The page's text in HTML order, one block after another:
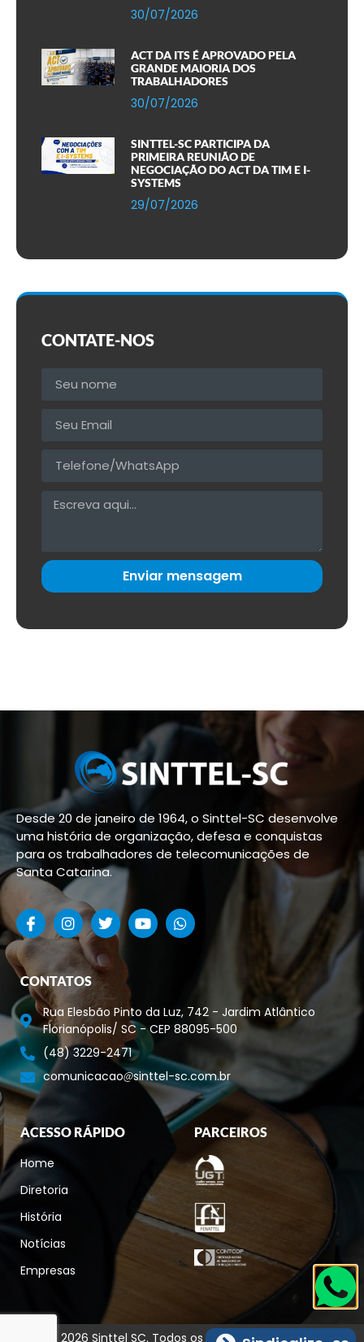
30/07/2026
ACT DA ITS É APROVADO PELA
GRANDE MAIORIA DOS
TRABALHADORES
30/07/2026
SINTTEL-SC PARTICIPA DA
PRIMEIRA REUNIÃO DE
NEGOCIAÇÃO DO ACT DA TIM E I-
SYSTEMS
29/07/2026
CONTATE-NOS
Enviar mensagem
Desde 20 de janeiro de 1964, o Sinttel-SC desenvolve
uma história de organização, defesa e conquistas
para os trabalhadores de telecomunicações de
Santa Catarina.
CONTATOS
Rua Elesbão Pinto da Luz, 742 - Jardim Atlântico
Florianópolis/ SC - CEP 88095-500
(48) 3229-2471
comunicacao
sinttel-sc.com.br
ACESSO RÁPIDO
Home
Diretoria
História
Notícias
Empresas
PARCEIROS
© 2026 Sinttel SC. Todos os direitos reservados.